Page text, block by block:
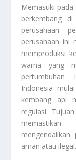
Memasuki
berkembang
perusahaan
perusahaan ini
memproduksi
warna yang
Indonesia
kembang api
regulasi.
memastikan
aman atau ilegal.